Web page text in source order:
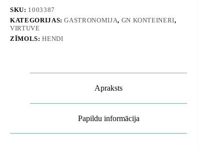
nerūsējošā
tērauda
-
Hendi
SKU: 1003387
KATEGORIJAS:GASTRONOMIJA, GN KONTEINERI,
VIRTUVE
ZĪMOLS:HENDI
Apraksts
Papildu informācija